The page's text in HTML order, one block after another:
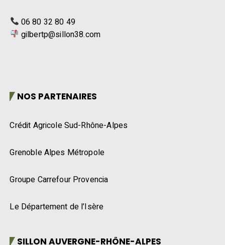
06 80 32 80 49
gilbertp@sillon38.com
NOS PARTENAIRES
Crédit Agricole Sud-Rhône-Alpes
Grenoble Alpes Métropole
Groupe Carrefour Provencia
Le Département de l’Isère
SILLON AUVERGNE-RHÔNE-ALPES